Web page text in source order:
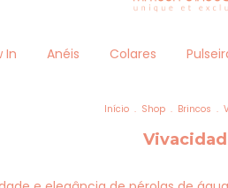
In Anéis Colares
Início . Shop . Brincos .